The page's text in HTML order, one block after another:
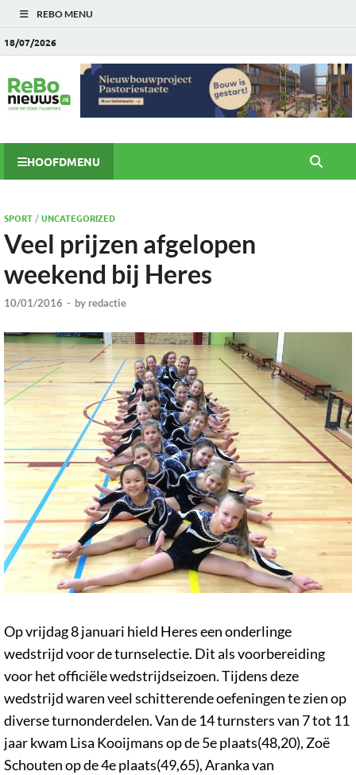
REBO MENU
18/07/2026
HOOFDMENU
SPORT/UNCATEGORIZED
Veel prijzen afgelopen
weekend bij Heres
10/01/2016 - by redactie
Op vrijdag 8 januari hield Heres een onderlinge
wedstrijd voor de turnselectie. Dit als voorbereiding
voor het officiële wedstrijdseizoen. Tijdens deze
wedstrijd waren veel schitterende oefeningen te zien op
diverse turnonderdelen. Van de 14 turnsters van 7 tot 11
jaar kwam Lisa Kooijmans op de 5e plaats(48,20), Zoë
Schouten op de 4e plaats(49,65), Aranka van